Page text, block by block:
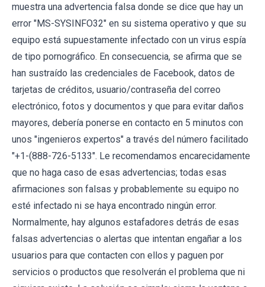
muestra una advertencia falsa donde se dice que hay un
error "MS-SYSINFO32" en su sistema operativo y que su
equipo está supuestamente infectado con un virus espía
de tipo pornográfico. En consecuencia, se afirma que se
han sustraído las credenciales de Facebook, datos de
tarjetas de créditos, usuario/contraseña del correo
electrónico, fotos y documentos y que para evitar daños
mayores, debería ponerse en contacto en 5 minutos con
unos "ingenieros expertos" a través del número facilitado
"+1-(888-726-5133". Le recomendamos encarecidamente
que no haga caso de esas advertencias; todas esas
afirmaciones son falsas y probablemente su equipo no
esté infectado ni se haya encontrado ningún error.
Normalmente, hay algunos estafadores detrás de esas
falsas advertencias o alertas que intentan engañar a los
usuarios para que contacten con ellos y paguen por
servicios o productos que resolverán el problema que ni